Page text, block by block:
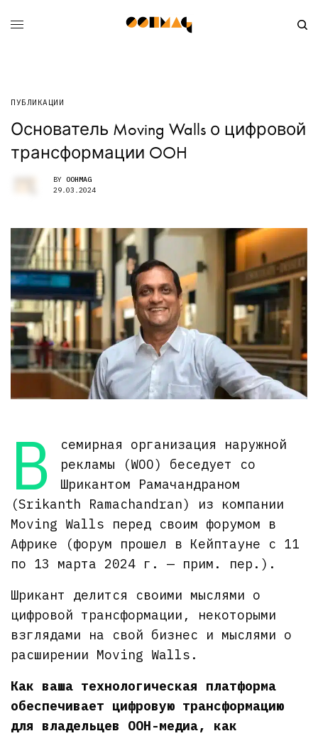
ПУБЛИКАЦИИ
Основатель Moving Walls о цифровой
трансформации OOH
BY OOHMAG
29.03.2024
В
семирная организация наружной
рекламы (WOO) беседует со
Шрикантом Рамачандраном
(Srikanth Ramachandran) из компании
Moving Walls перед своим форумом в
Африке (форум прошел в Кейптауне с 11
по 13 марта 2024 г. — прим. пер.).
Шрикант делится своими мыслями о
цифровой трансформации, некоторыми
взглядами на свой бизнес и мыслями о
расширении Moving Walls.
Как ваша технологическая платформа
обеспечивает цифровую трансформацию
для владельцев OOH-медиа, как